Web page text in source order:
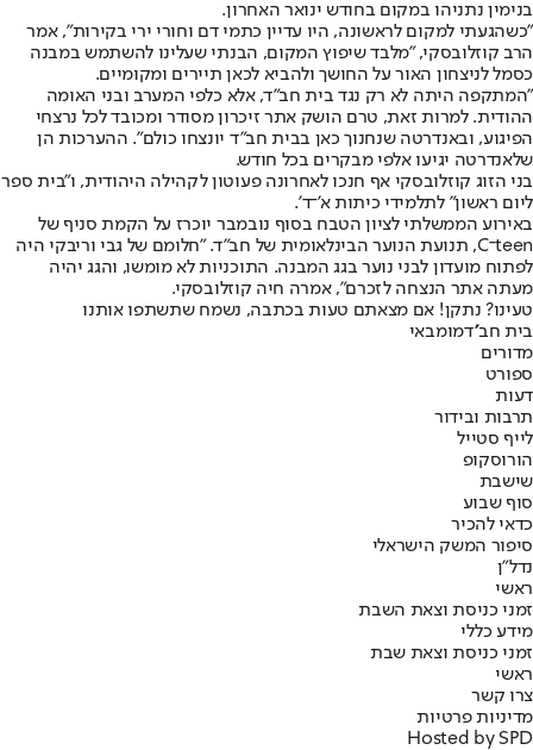
בנימין נתניהו במקום בחודש ינואר האחרון.
"כשהגעתי למקום לראשונה, היו עדיין כתמי דם וחורי ירי בקירות", אמר
הרב קוזלובסקי, "מלבד שיפוץ המקום, הבנתי שעלינו להשתמש במבנה
כסמל לניצחון האור על החושך ולהביא לכאן תיירים ומקומיים.
"המתקפה היתה לא רק נגד בית חב"ד, אלא כלפי המערב ובני האומה
ההודית. למרות זאת, טרם הושק אתר זיכרון מסודר ומכובד לכל נרצחי
הפיגוע, ובאנדרטה שנחנוך כאן בבית חב"ד יונצחו כולם". ההערכות הן
שלאנדרטה יגיעו אלפי מבקרים בכל חודש.
בני הזוג קוזלובסקי אף חנכו לאחרונה פעוטון לקהילה היהודית, ו"בית ספר
ליום ראשון" לתלמידי כיתות א'־ד'.
באירוע הממשלתי לציון הטבח בסוף נובמבר יוכרז על הקמת סניף של
teen־C, תנועת הנוער הבינלאומית של חב"ד. "חלומם של גבי וריבקי היה
לפתוח מועדון לבני נוער בגג המבנה. התוכניות לא מומשו, והגג יהיה
מעתה אתר הנצחה לזכרם", אמרה חיה קוזלובסקי.
טעינו? נתקן! אם מצאתם טעות בכתבה, נשמח שתשתפו אותנו
בית חב''דמומבאי
מדורים
ספורט
דעות
תרבות ובידור
לייף סטייל
הורוסקופ
שישבת
סוף שבוע
כדאי להכיר
סיפור המשק הישראלי
נדל"ן
ראשי
זמני כניסת וצאת השבת
מידע כללי
זמני כניסת וצאת שבת
ראשי
צרו קשר
מדיניות פרטיות
Hosted by SPD